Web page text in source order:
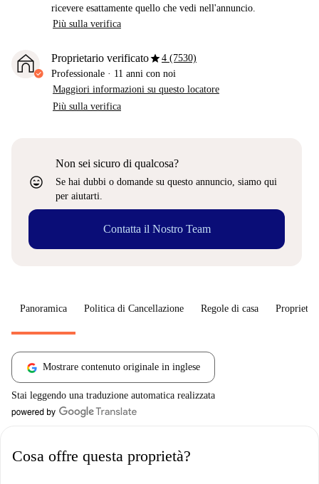
ricevere esattamente quello che vedi nell'annuncio.
Più sulla verifica
Proprietario verificatostar4 (7530)
Professionale · 11 anni con noi
Maggiori informazioni su questo locatore
Più sulla verifica
sentiment_very_satisfied
Non sei sicuro di qualcosa?
Se hai dubbi o domande su questo annuncio, siamo qui
per aiutarti.
Contatta il Nostro Team
Panoramica Politica di Cancellazione Regole di casa
Mostrare contenuto originale in inglese
Stai leggendo una traduzione automatica realizzata
Cosa offre questa proprietà?